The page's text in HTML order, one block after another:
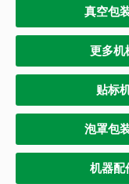
真空包
更多机
贴标
泡罩包
机器配